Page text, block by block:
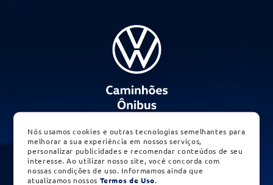
Nós usamos cookies e outras tecnologias semelhantes para
melhorar a sua experiência em nossos serviços,
personalizar publicidades e recomendar conteúdos de seu
interesse. Ao utilizar nosso site, você concorda com
nossas condições de uso. Informamos ainda que
atualizamos nossos Termos de Uso